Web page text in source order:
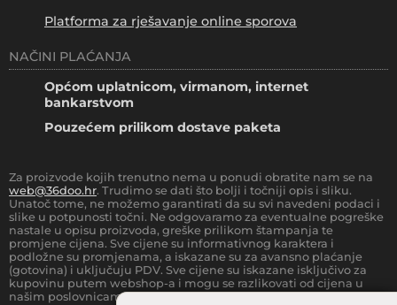
Platforma za rješavanje online sporova
NAČINI PLAĆANJA
Općom uplatnicom, virmanom, internet
bankarstvom
Pouzećem prilikom dostave paketa
Za proizvode kojih trenutno nema u ponudi obratite nam se na
web@36doo.hr. Trudimo se dati što bolji i točniji opis i sliku.
Unatoč tome, ne možemo garantirati da su svi navedeni podaci i
slike u potpunosti točni. Ne odgovaramo za eventualne pogreške
nastale u opisu proizvoda, greške prilikom štampanja te
promjene cijena. Sve cijene su informativnog karaktera i
podložne su promjenama, a iskazane su za avansno plaćanje
(gotovina) i uključuju PDV. Sve cijene su iskazane isključivo za
kupovinu putem webshop-a i mogu se razlikovati od cijena u
našim poslovnicama.